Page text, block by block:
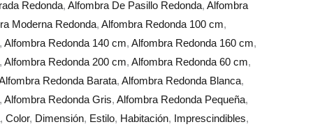
Redonda, Alfombra De Pasillo Redonda, Alfombra
Moderna Redonda, Alfombra Redonda 100 cm,
, Alfombra Redonda 140 cm, Alfombra Redonda 160 cm,
, Alfombra Redonda 200 cm, Alfombra Redonda 60 cm,
Redonda Barata, Alfombra Redonda Blanca,
, Alfombra Redonda Gris, Alfombra Redonda Pequeña,
, Color, Dimensión, Estilo, Habitación, Imprescindibles,